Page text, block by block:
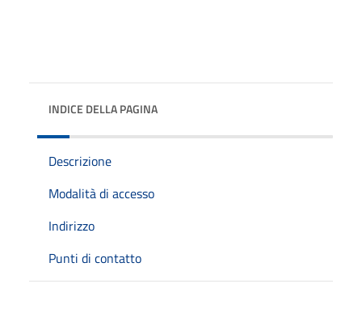
INDICE DELLA PAGINA
Descrizione
Modalità di accesso
Indirizzo
Punti di contatto